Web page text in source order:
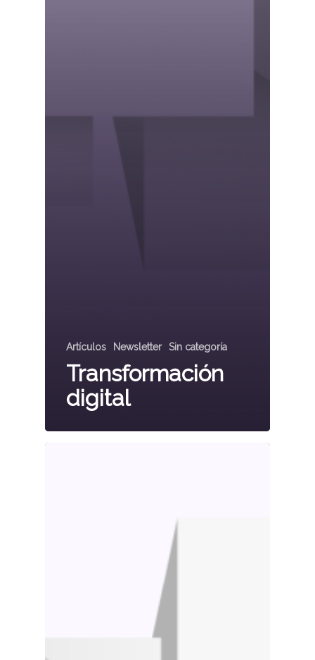
Artículos Newsletter Sin categoría
Transformación
digital